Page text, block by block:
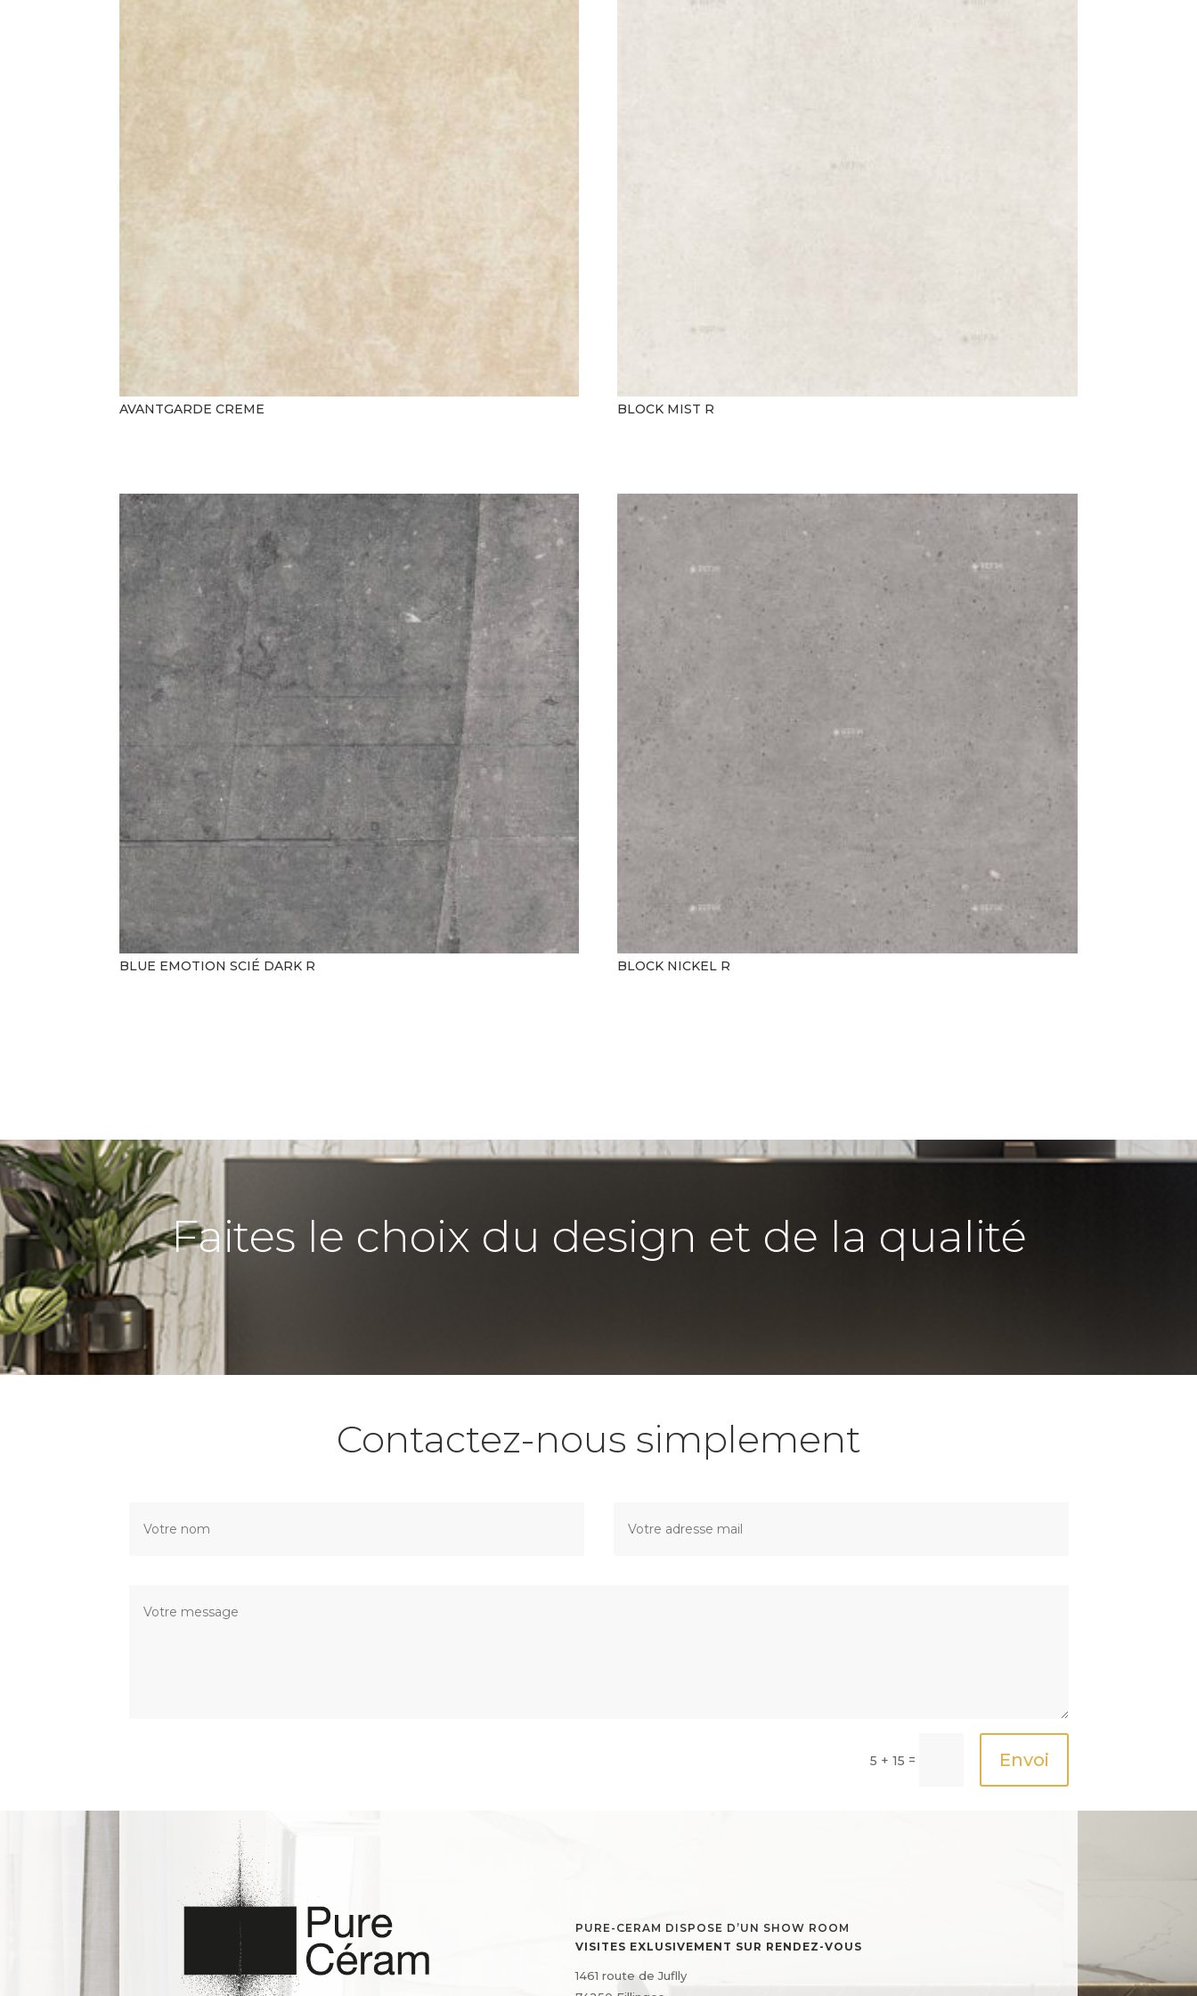
AVANTGARDE CREME BLOCK MIST R
BLUE EMOTION SCIÉ DARK R BLOCK NICKEL R
Faites le choix du design et de la qualité
Contactez-nous simplement
5 + 15 = Envoi
PURE-CERAM DISPOSE D’UN SHOW ROOM
VISITES EXLUSIVEMENT SUR RENDEZ-VOUS
1461 route de Juflly